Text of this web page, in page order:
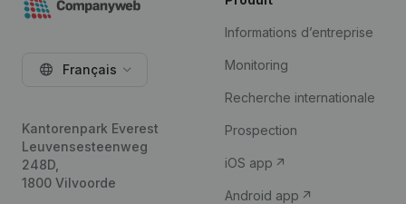
Français
Kantorenpark Everest
Leuvensesteenweg
248D,
1800 Vilvoorde
Informations d’entreprise
Monitoring
Recherche internationale
Prospection
iOS app
Android app